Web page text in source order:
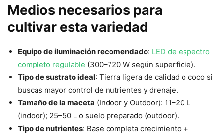
Medios necesarios para
cultivar esta variedad
Equipo de iluminación recomendado: LED de espectro
completo regulable (300–720 W según superficie).
Tipo de sustrato ideal: Tierra ligera de calidad o coco si
buscas mayor control de nutrientes y drenaje.
Tamaño de la maceta (Indoor y Outdoor): 11–20 L
(indoor); 25–50 L o suelo preparado (outdoor).
Tipo de nutrientes: Base completa crecimiento +